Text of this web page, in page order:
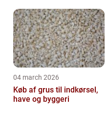
04 march 2026
Køb af grus til indkørsel,
have og byggeri